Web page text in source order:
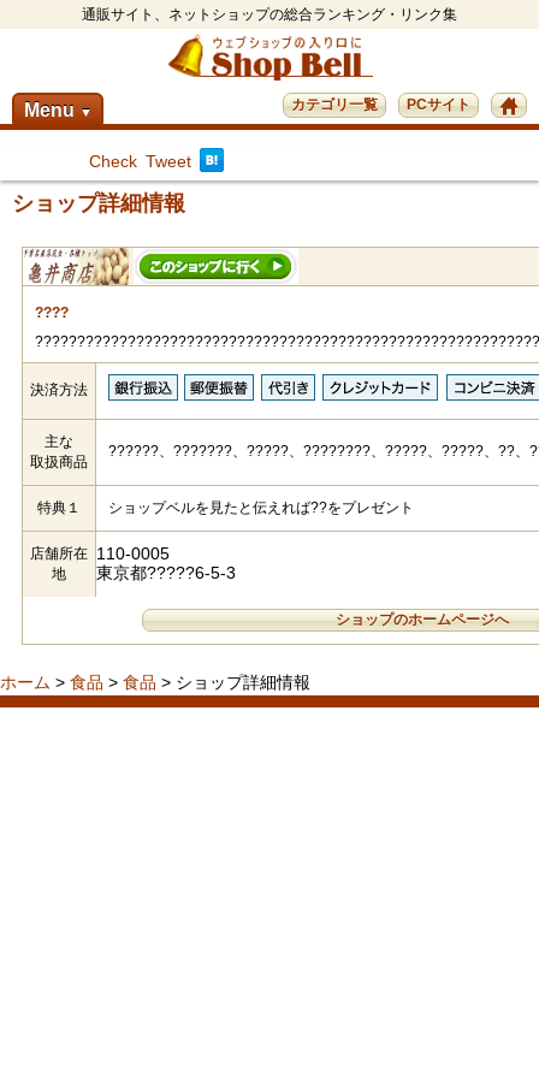
通販サイト、ネットショップの総合ランキング・リンク集
Menu ▼ PCサイト
カテゴリ一覧
Check Tweet
ショップ詳細情報
????
決済方法
主な
取扱商品
??????、???????、?????、????????、?????、?????、??、
特典１ ショップベルを見たと伝えれば??をプレゼント
店舗所在
地
110-0005
東京都?????6-5-3
ショップのホームページへ
ホーム > 食品 > 食品 > ショップ詳細情報